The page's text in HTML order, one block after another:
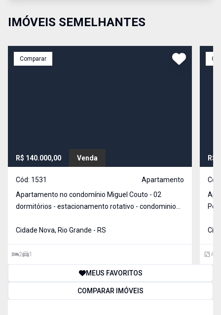
IMÓVEIS SEMELHANTES
Comparar
R$ 140.000,00 Venda
Cód: 1531
Apartamento
Apartamento no condomínio Miguel Couto - 02
dormitórios - estacionamento rotativo - condominio
AGENDE SUA VISITA!
Cidade Nova, Rio Grande - RS
2 1
R$
49
MEUS FAVORITOS
COMPARAR IMÓVEIS